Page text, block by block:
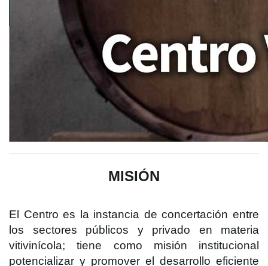
MISIÓN
El Centro es la instancia de concertación entre
los sectores públicos y privado en materia
vitivinícola; tiene como misión institucional
potencializar y promover el desarrollo eficiente